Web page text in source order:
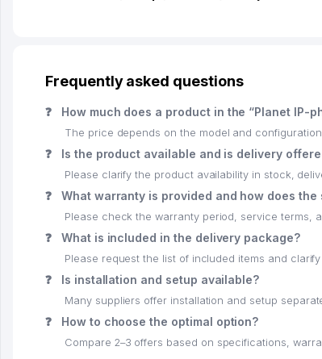
Frequently asked questions
❓ How much does a product in the “Planet IP-
The price depends on the model and
❓ Is the product available and is delivery
Please clarify the product availability in stock,
❓ What warranty is provided and how does the
Please check the warranty period, service terms,
❓ What is included in the delivery package?
Please request the list of included items and
❓ Is installation and setup available?
Many suppliers offer installation and setup
❓ How to choose the optimal option?
Compare 2–3 offers based on specifications,